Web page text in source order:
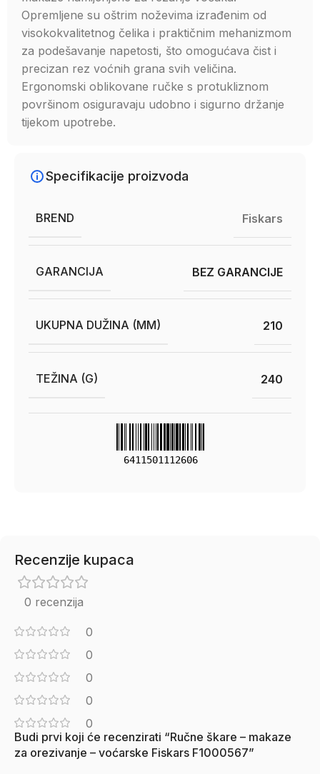
Opremljene su oštrim noževima izrađenim od
visokokvalitetnog čelika i praktičnim mehanizmom
za podešavanje napetosti, što omogućava čist i
precizan rez voćnih grana svih veličina.
Ergonomski oblikovane ručke s protukliznom
površinom osiguravaju udobno i sigurno držanje
tijekom upotrebe.
Specifikacije proizvoda
BREND Fiskars
GARANCIJA BEZ GARANCIJE
UKUPNA DUŽINA (MM) 210
TEŽINA (G) 240
6411501112606
Recenzije kupaca
0 recenzija
0
0
0
0
0
Budi prvi koji će recenzirati “Ručne škare – makaze
za orezivanje – voćarske Fiskars F1000567”